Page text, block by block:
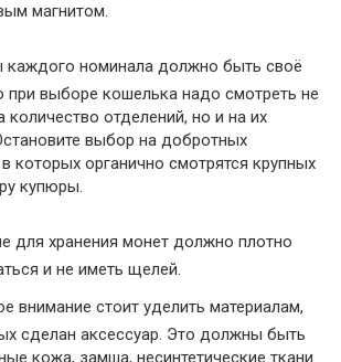
магнитом.
каждого номинала должно быть своё
при выборе кошелька надо смотреть не
количество отделений, но и на их
выбор на добротных
которых органично смотрятся крупных
купюры.
для хранения монет должно плотно
и не иметь щелей.
внимание стоит уделить материалам,
сделан аксессуар. Это должны быть
кожа, замша, несинтетические ткани.